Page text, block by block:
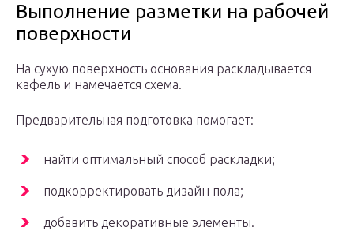
Выполнение разметки на рабочей
поверхности
На сухую поверхность основания раскладывается
кафель и намечается схема.
Предварительная подготовка помогает:
найти оптимальный способ раскладки;
подкорректировать дизайн пола;
добавить декоративные элементы.